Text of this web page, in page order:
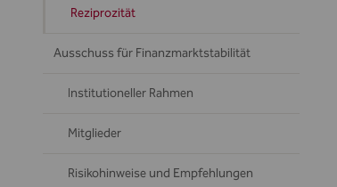
Reziprozität
Ausschuss für Finanzmarktstabilität
Institutioneller Rahmen
Mitglieder
Risikohinweise und Empfehlungen